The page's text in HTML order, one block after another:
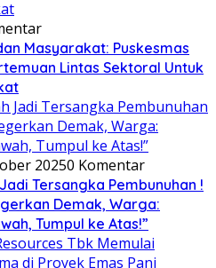
Masyarakat: Puskesmas
Lintas Sektoral Untuk
20250 Komentar
Tersangka Pembunuhan !
Demak, Warga:
Tumpul ke Atas!”